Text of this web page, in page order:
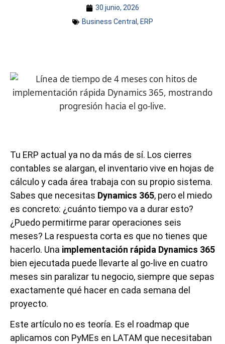
30 junio, 2026
Business Central , ERP
Tu ERP actual ya no da más de sí. Los cierres
contables se alargan, el inventario vive en hojas de
cálculo y cada área trabaja con su propio sistema.
Sabes que necesitas Dynamics 365, pero el miedo
es concreto: ¿cuánto tiempo va a durar esto?
¿Puedo permitirme parar operaciones seis
meses? La respuesta corta es que no tienes que
hacerlo. Una implementación rápida Dynamics 365
bien ejecutada puede llevarte al go-live en cuatro
meses sin paralizar tu negocio, siempre que sepas
exactamente qué hacer en cada semana del
proyecto.
Este artículo no es teoría. Es el roadmap que
aplicamos con PyMEs en LATAM que necesitaban